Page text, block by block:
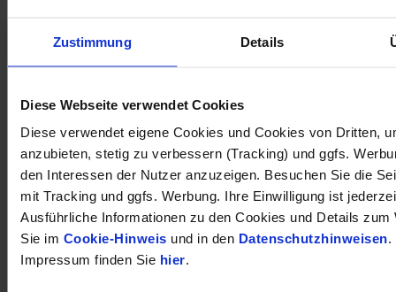
Zustimmung Details
Diese Webseite verwendet Cookies
Diese verwendet eigene Cookies und Cookies von Dritten,
anzubieten, stetig zu verbessern (Tracking) und ggfs.
den Interessen der Nutzer anzuzeigen. Besuchen Sie die
mit Tracking und ggfs. Werbung. Ihre Einwilligung ist
Ausführliche Informationen zu den Cookies und Details zum
Sie im Cookie-Hinweis und in den Datenschutzhinweisen.
Impressum finden Sie hier.